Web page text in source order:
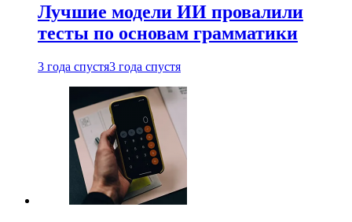
Лучшие модели ИИ провалили
тесты по основам грамматики
3 года спустя3 года спустя